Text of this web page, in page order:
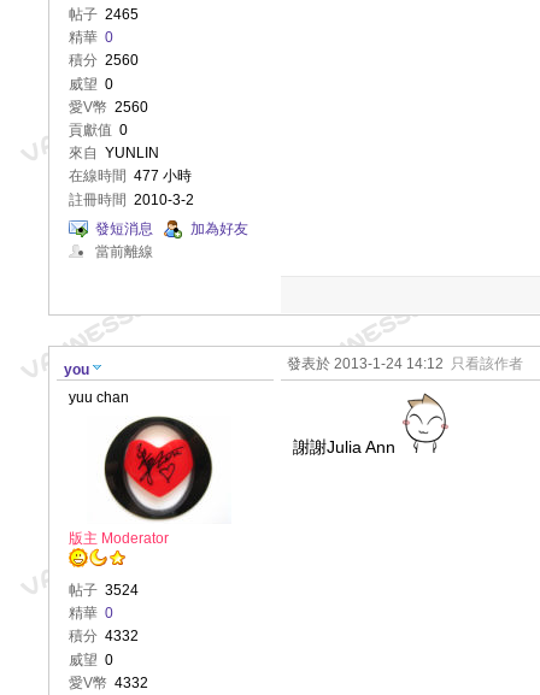
帖子 2465
精華 0
積分 2560
威望 0
愛V幣 2560
貢獻值 0
來自 YUNLIN
在線時間 477 小時
註冊時間 2010-3-2
發短消息
加為好友
當前離線
you
yuu chan
版主 Moderator
帖子 3524
精華 0
積分 4332
威望 0
愛V幣 4332
發表於 2013-1-24 14:12 只看該作者
謝謝Julia Ann